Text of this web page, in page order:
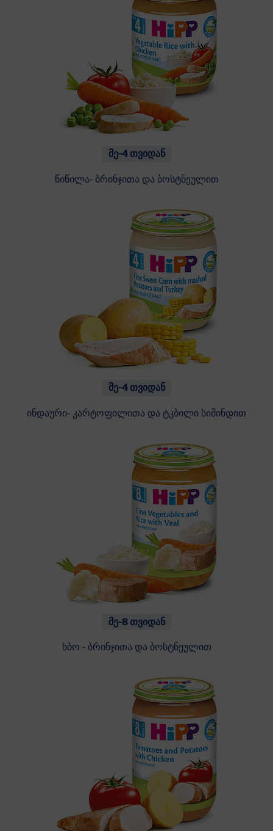
მე-4 თვიდან
წიწილა- ბრინჯითა და ბოსტნეულით
მე-4 თვიდან
ინდაური- კარტოფილითა და ტკბილი სიმინდით
მე-8 თვიდან
ხბო - ბრინჯითა და ბოსტნეულით